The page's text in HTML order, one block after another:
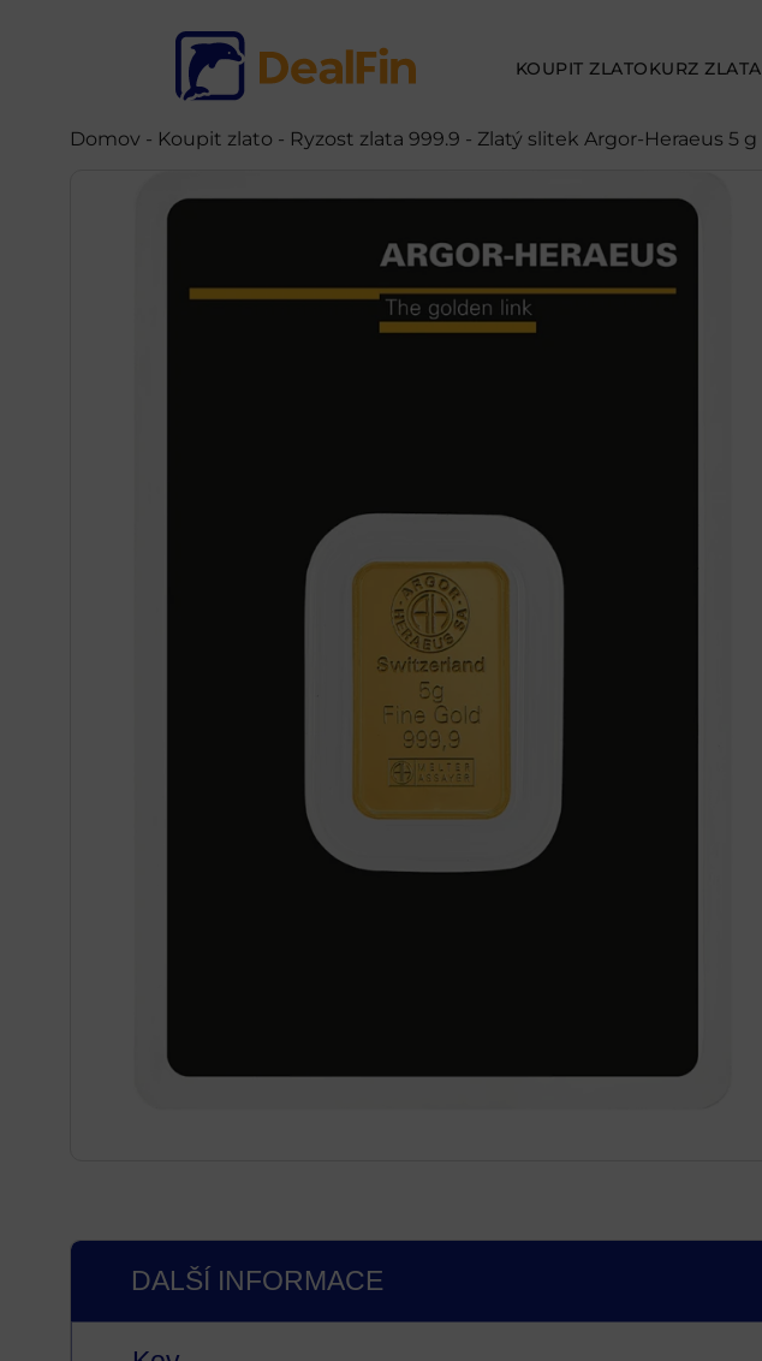
KOUPIT ZLATOKURZ ZLATA
Domov - Koupit zlato - Ryzost zlata 999.9 - Zlatý slitek Argor-Heraeus 5 g
DALŠÍ INFORMACE